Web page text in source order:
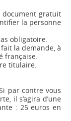
document gratuit
la personne
obligatoire.
la demande, à
française.
titulaire.
par contre vous
il s’agira d’une
: 25 euros en